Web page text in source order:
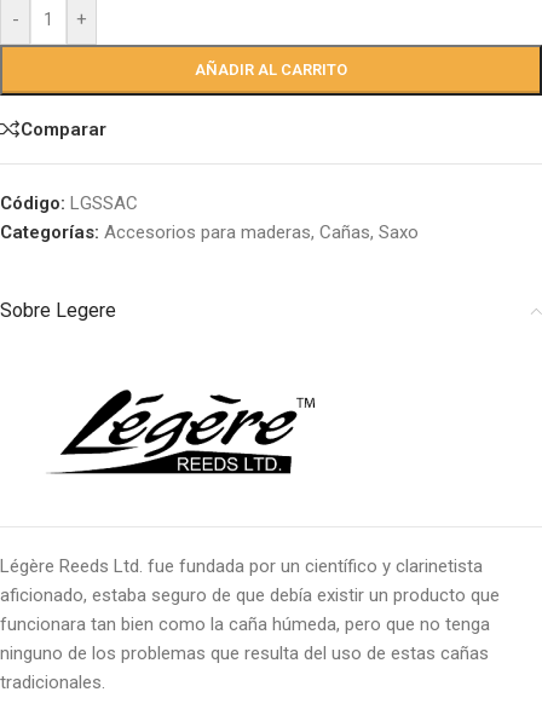
- +
AÑADIR AL CARRITO
Comparar
Código: LGSSAC
Categorías: Accesorios para maderas, Cañas, Saxo
Sobre Legere
Légère Reeds Ltd. fue fundada por un científico y clarinetista
aficionado, estaba seguro de que debía existir un producto que
funcionara tan bien como la caña húmeda, pero que no tenga
ninguno de los problemas que resulta del uso de estas cañas
tradicionales.